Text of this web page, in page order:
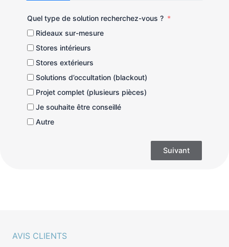
Quel type de solution recherchez-vous ?
Rideaux sur-mesure
Stores intérieurs
Stores extérieurs
Solutions d’occultation (blackout)
Projet complet (plusieurs pièces)
Je souhaite être conseillé
Autre
Suivant
AVIS CLIENTS